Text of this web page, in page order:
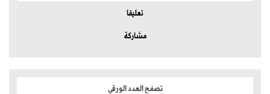
تعليقا
مشاركة
تصفح العدد الورقي